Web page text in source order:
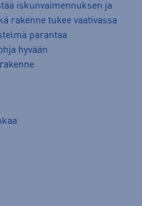
iskunvaimennuksen ja
rakenne tukee vaativassa
parantaa
hyvään